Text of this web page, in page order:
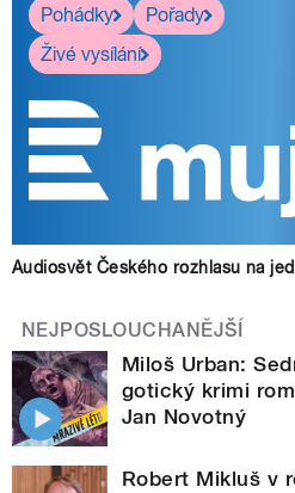
Pohádky
Pořady
Živé vysílání
Audiosvět Českého rozhlasu na
NEJPOSLOUCHANĚJŠÍ
Miloš Urban:
gotický krimi
Jan Novotný
Robert Mikluš v